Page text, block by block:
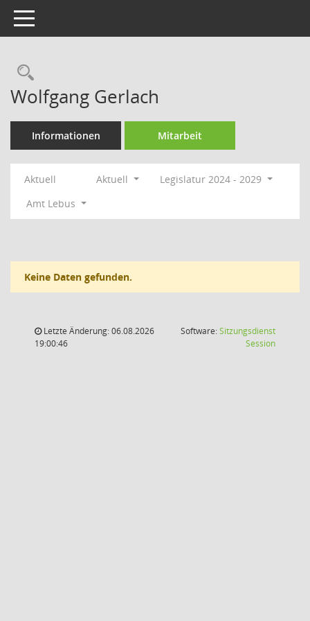
Toggle navigation
Rechercheauswahl
Wolfgang Gerlach
Informationen Mitarbeit
Aktuell Aktuell
Legislatur 2024 - 2029
Amt Lebus
Keine Daten gefunden.
Letzte Änderung: 06.08.2026
19:00:46
Software:Sitzungsdienst
Session(Wird in